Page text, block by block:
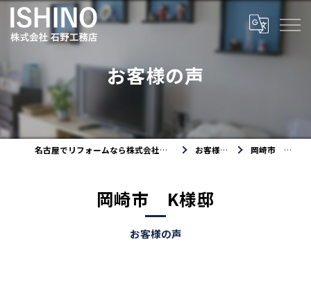
お客様の声
名古屋でリフォームなら株式会社石野工務店 お客様の声 岡崎市 K様邸
お客様の声
岡崎市 K様邸